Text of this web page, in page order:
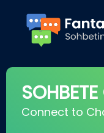
Connect to